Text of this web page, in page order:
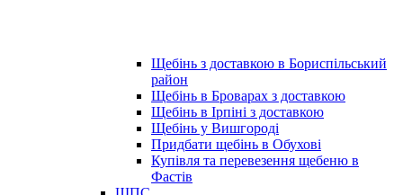
Щебінь з доставкою в Бориспільський
район
Щебінь в Броварах з доставкою
Щебінь в Ірпіні з доставкою
Щебінь у Вишгороді
Придбати щебінь в Обухові
Купівля та перевезення щебеню в
Фастів